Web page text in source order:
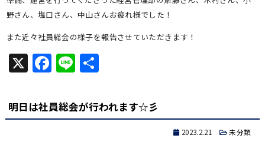
野さん、塩口さん、中山さんお疲れ様でした！
また近々社員総会の様子を報告させていただきます！
X Facebook
Line共
明日は社員総会が行われます☆彡
2023.2.21 未分類